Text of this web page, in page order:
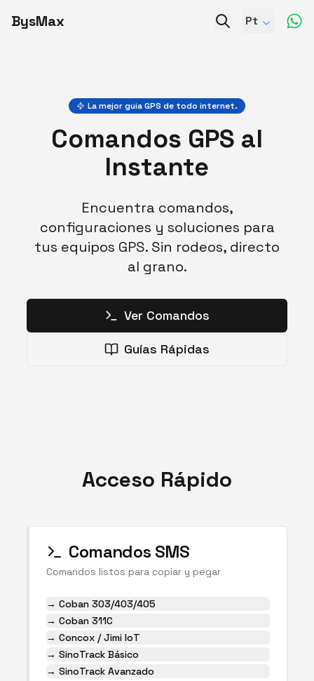
BysMax Pt
La mejor guia GPS de todo internet.
Comandos GPS al
Instante
Encuentra comandos,
configuraciones y soluciones para
tus equipos GPS. Sin rodeos, directo
al grano.
Ver Comandos
Guías Rápidas
Acceso Rápido
Comandos SMS
Comandos listos para copiar y pegar
→Coban 303/403/405
→Coban 311C
→Concox / Jimi IoT
→SinoTrack Básico
→SinoTrack Avanzado